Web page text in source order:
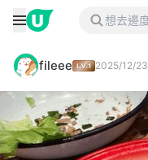
fileee 2025/12/23